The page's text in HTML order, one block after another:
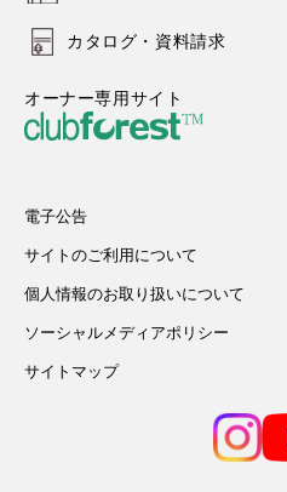
カタログ・資料請求
オーナー専用サイト
電子公告
サイトのご利用について
個人情報のお取り扱いについて
ソーシャルメディアポリシー
サイトマップ